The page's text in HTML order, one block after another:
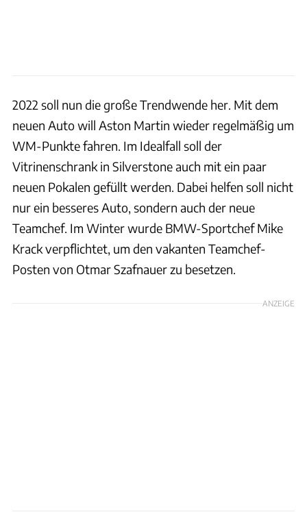
2022 soll nun die große Trendwende her. Mit dem
neuen Auto will Aston Martin wieder regelmäßig um
WM-Punkte fahren. Im Idealfall soll der
Vitrinenschrank in Silverstone auch mit ein paar
neuen Pokalen gefüllt werden. Dabei helfen soll nicht
nur ein besseres Auto, sondern auch der neue
Teamchef. Im Winter wurde BMW-Sportchef Mike
Krack verpflichtet, um den vakanten Teamchef-
Posten von Otmar Szafnauer zu besetzen.
ANZEIGE